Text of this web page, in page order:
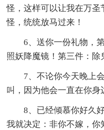
怪，这样可以让我在万
怪，统统放马过来！
6、送你一份礼物，
照妖降魔镜！第三件：除
7、不论你今天晚上
叫，因为他会一直在你身
8、已经倾慕你好久
我就决定：非你不嫁，